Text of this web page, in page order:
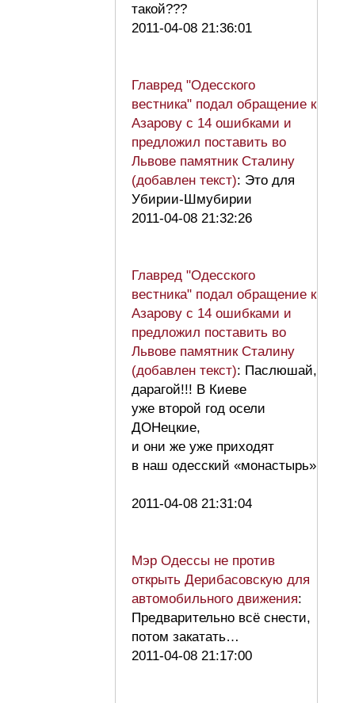
такой???
2011-04-08 21:36:01
Главред "Одесского
вестника" подал обращение к
Азарову с 14 ошибками и
предложил поставить во
Львове памятник Сталину
(добавлен текст): Это для
Убирии-Шмубирии
2011-04-08 21:32:26
Главред "Одесского
вестника" подал обращение к
Азарову с 14 ошибками и
предложил поставить во
Львове памятник Сталину
(добавлен текст): Паслюшай,
дарагой!!! В Киеве
уже второй год осели
ДОНецкие,
и они же уже приходят
в наш одесский «монастырь»
2011-04-08 21:31:04
Мэр Одессы не против
открыть Дерибасовскую для
автомобильного движения:
Предварительно всё снести,
потом закатать…
2011-04-08 21:17:00